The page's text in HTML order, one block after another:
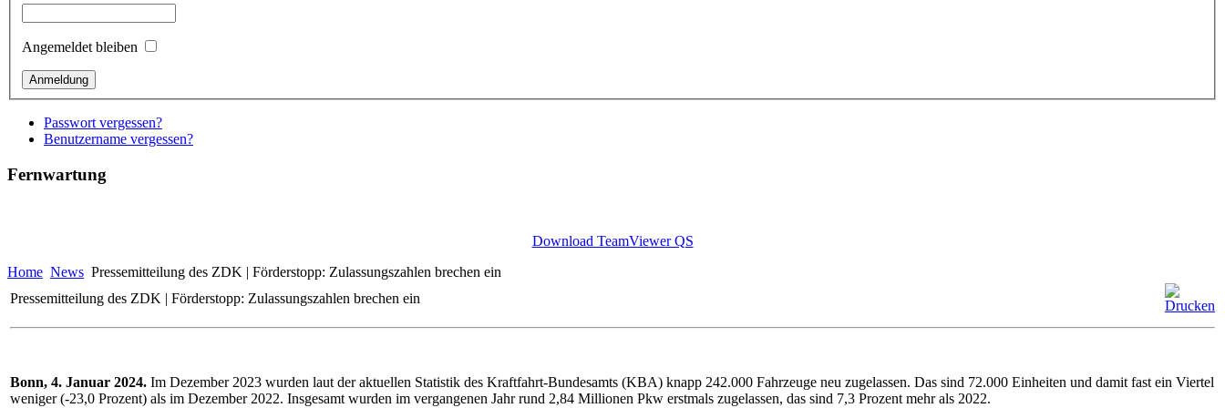
Angemeldet bleiben
Passwort vergessen?
Benutzername vergessen?
Fernwartung
Download TeamViewer QS
Home News Pressemitteilung des ZDK | Förderstopp: Zulassungszahlen brechen ein
Pressemitteilung des ZDK | Förderstopp: Zulassungszahlen brechen ein
Bonn, 4. Januar 2024. Im Dezember 2023 wurden laut der aktuellen Statistik des Kraftfahrt-Bundesamts (KBA) knapp 242.000 Fahrzeuge neu zugelassen. Das sind 72.000 Einheiten und damit fast ein Viertel
weniger (-23,0 Prozent) als im Dezember 2022. Insgesamt wurden im vergangenen Jahr rund 2,84 Millionen Pkw erstmals zugelassen, das sind 7,3 Prozent mehr als 2022.